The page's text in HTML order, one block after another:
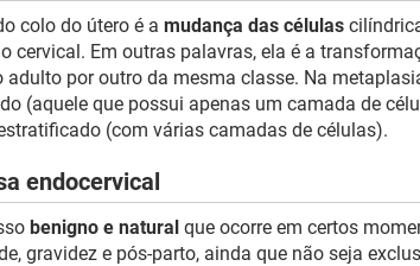
colo do útero é a mudança das células
cervical. Em outras palavras, ela é a
por outro da mesma classe. Na
(aquele que possui apenas um camada de
(com várias camadas de células).
endocervical
benigno e natural que ocorre em certos
gravidez e pós-parto, ainda que não seja